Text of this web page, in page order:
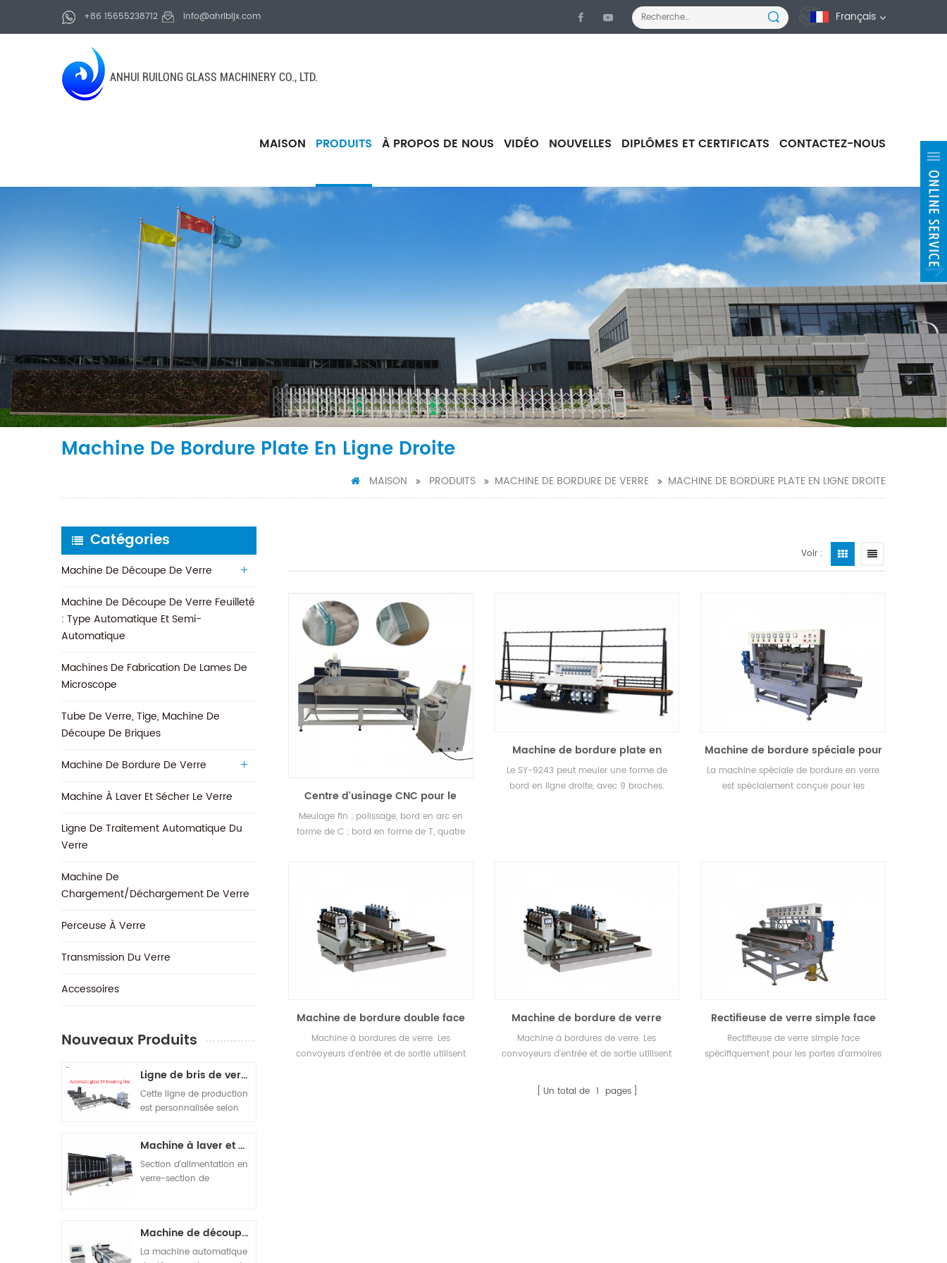
+86 15655238712 info@ahrlbljx.com Français
ANHUI RUILONG GLASS MACHINERY CO., LTD.
MAISON PRODUITS À PROPOS DE NOUS VIDÉO NOUVELLES DIPLÔMES ET CERTIFICATS CONTACTEZ-NOUS
Machine De Bordure Plate En Ligne Droite
MAISON PRODUITS MACHINE DE BORDURE DE VERRE MACHINE DE BORDURE PLATE EN LIGNE DROITE
Catégories
Machine De Découpe De Verre
Machine De Découpe De Verre Feuilleté
: Type Automatique Et Semi-
Automatique
Machines De Fabrication De Lames De
Microscope
Tube De Verre, Tige, Machine De
Découpe De Briques
Machine De Bordure De Verre
Machine À Laver Et Sécher Le Verre
Ligne De Traitement Automatique Du
Verre
Machine De
Chargement/déchargement De Verre
Perceuse À Verre
Transmission Du Verre
‎Accessoires
Nouveaux Produits
Ligne de bris de verre automatique
Cette ligne de production
est personnalisée selon
composées. La
composition de la
machine est la suivante :
découpe de verre
automatique SY-4028. 3
Machine à laver et à sécher verticale ouverte sur le dessus
Section d'alimentation en
verre-section de
décharge-section
d'inspection adjointe.
Machine de découpe de vitrocéramique
La machine automatique
Voir :
Centre d'usinage CNC pour le
meulage du verre
Meulage fin ; polissage, bord en arc en
forme de C ; bord en forme de T, quatre
Machine de bordure plate en
verre de type vertical
Le SY-9243 peut meuler une forme de
bord en ligne droite, avec 9 broches.
Machine de bordure spéciale pour
panneau de porte d'armoire
La machine spéciale de bordure en verre
est spécialement conçue pour les
Machine de bordure double face
Machine à bordures de verre. Les
convoyeurs d'entrée et de sortie utilisent
Machine de bordure de verre
double face
Machine à bordures de verre. Les
convoyeurs d'entrée et de sortie utilisent
longue durée de vie et un
Rectifieuse de verre simple face
Rectifieuse de verre simple face
spécifiquement pour les portes d'armoires
Un total de 1 pages